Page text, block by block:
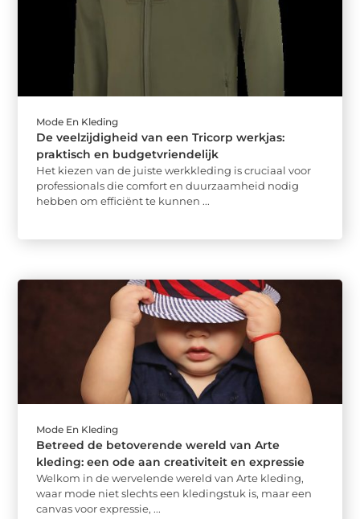
Mode En Kleding
De veelzijdigheid van een Tricorp werkjas:
praktisch en budgetvriendelijk
Het kiezen van de juiste werkkleding is cruciaal voor
professionals die comfort en duurzaamheid nodig
hebben om efficiënt te kunnen ...
Mode En Kleding
Betreed de betoverende wereld van Arte
kleding: een ode aan creativiteit en expressie
Welkom in de wervelende wereld van Arte kleding,
waar mode niet slechts een kledingstuk is, maar een
canvas voor expressie, ...